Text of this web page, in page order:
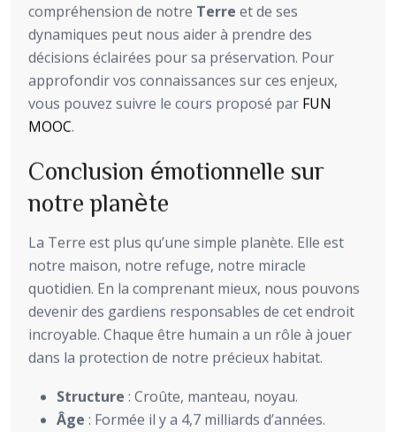
compréhension de notre Terre et de ses
dynamiques peut nous aider à prendre des
décisions éclairées pour sa préservation. Pour
approfondir vos connaissances sur ces enjeux,
vous pouvez suivre le cours proposé par FUN
MOOC.
Conclusion émotionnelle sur
notre planète
La Terre est plus qu’une simple planète. Elle est
notre maison, notre refuge, notre miracle
quotidien. En la comprenant mieux, nous pouvons
devenir des gardiens responsables de cet endroit
incroyable. Chaque être humain a un rôle à jouer
dans la protection de notre précieux habitat.
Structure : Croûte, manteau, noyau.
Âge : Formée il y a 4,7 milliards d’années.